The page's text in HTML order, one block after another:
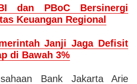
dan PBoC Bersinergi
Keuangan Regional
Janji Jaga Defisit
di Bawah 3%
Bank Jakarta Arie